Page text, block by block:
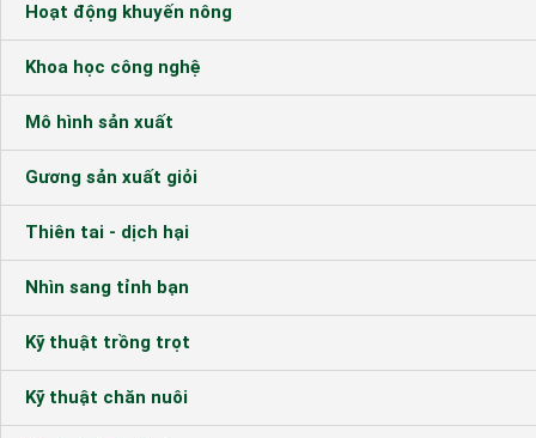
Hoạt động khuyến nông
Khoa học công nghệ
Mô hình sản xuất
Gương sản xuất giỏi
Thiên tai - dịch hại
Nhìn sang tỉnh bạn
Kỹ thuật trồng trọt
Kỹ thuật chăn nuôi